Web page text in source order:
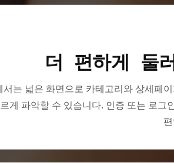
더 편하게 둘
서는 넓은 화면으로 카테고리와 상세페
게 파악할 수 있습니다. 인증 또는 로그